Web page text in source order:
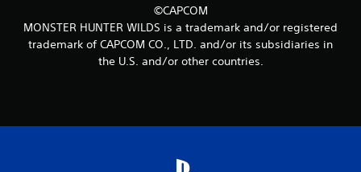
©CAPCOM
MONSTER HUNTER WILDS is a trademark and/or registered
trademark of CAPCOM CO., LTD. and/or its subsidiaries in
the U.S. and/or other countries.